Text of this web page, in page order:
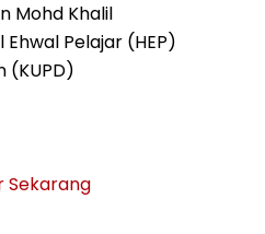
Mohd Khalil
Pelajar (HEP)
(KUPD)
Sekarang